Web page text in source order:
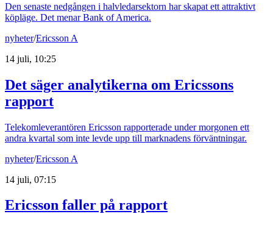
Den senaste nedgången i halvledarsektorn har skapat ett attraktivt
köpläge. Det menar Bank of America.
nyheter/Ericsson A
14 juli, 10:25
Det säger analytikerna om Ericssons
rapport
Telekomleverantören Ericsson rapporterade under morgonen ett
andra kvartal som inte levde upp till marknadens förväntningar.
nyheter/Ericsson A
14 juli, 07:15
Ericsson faller på rapport